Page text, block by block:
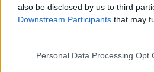
also be disclosed by us to third
Downstream Participants that may
Personal Data Processing Opt
Tammikuussa Helmikuussa
Heinäkuussa Elokuussa